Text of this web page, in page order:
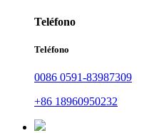
Teléfono
Teléfono
0086 0591-83987309
+86 18960950232